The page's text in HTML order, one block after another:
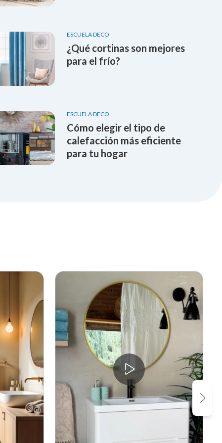
ESCUELA DECO
¿Qué cortinas son mejores
para el frío?
ESCUELA DECO
Cómo elegir el tipo de
calefacción más eficiente
para tu hogar